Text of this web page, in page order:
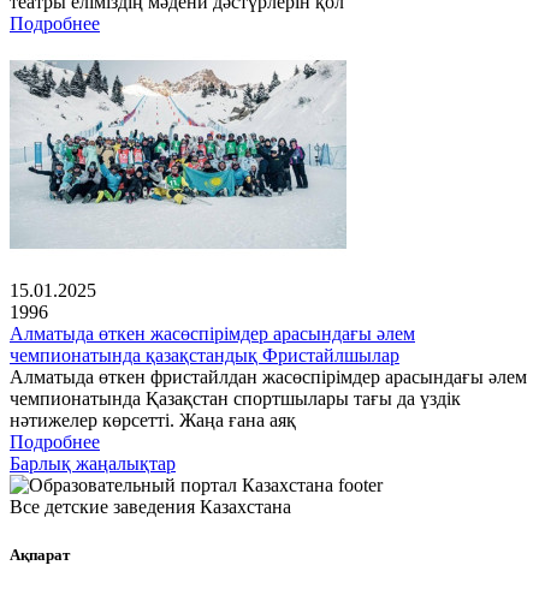
Подробнее
15.01.2025
1996
Алматыда өткен жасөспірімдер арасындағы әлем
чемпионатында қазақстандық Фристайлшылар
Алматыда өткен фристайлдан жасөспірімдер арасындағы әлем
чемпионатында Қазақстан спортшылары тағы да үздік
нәтижелер көрсетті. Жаңа ғана аяқ
Подробнее
Барлық жаңалықтар
Все детские заведения Казахстана
Ақпарат